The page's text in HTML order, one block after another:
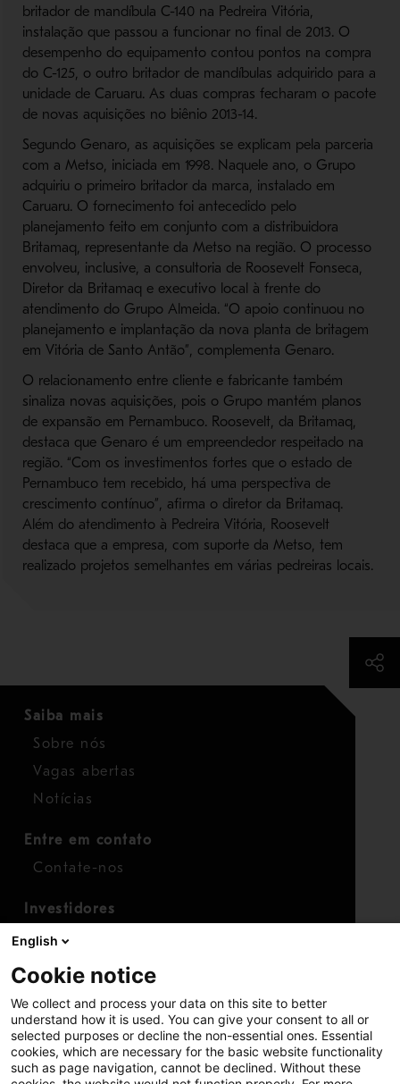
britador de mandíbula C-140 na Pedreira Vitória,
instalação que passou a funcionar no final de 2013. O
desempenho do equipamento contou pontos na compra
do C-125, o outro britador de mandíbulas adquirido para a
unidade de Caruaru. As duas compras fecharam o pacote
de novas aquisições no biênio 2013-14.
Segundo Genaro, as aquisições se explicam pela parceria
com a Metso, iniciada em 1998. Naquele ano, o Grupo
adquiriu o primeiro britador da marca, instalado em
Caruaru. O fornecimento foi antecedido pelo
planejamento feito em conjunto com a distribuidora
Britamaq, representante da Metso na região. O processo
envolveu, inclusive, a consultoria de Roosevelt Fonseca,
Diretor da Britamaq e executivo local à frente do
atendimento do Grupo Almeida. “O apoio continuou no
planejamento e implantação da nova planta de britagem
em Vitória de Santo Antão”, complementa Genaro.
O relacionamento entre cliente e fabricante também
sinaliza novas aquisições, pois o Grupo mantém planos
de expansão em Pernambuco. Roosevelt, da Britamaq,
destaca que Genaro é um empreendedor respeitado na
região. “Com os investimentos fortes que o estado de
Pernambuco tem recebido, há uma perspectiva de
crescimento contínuo”, afirma o diretor da Britamaq.
Além do atendimento à Pedreira Vitória, Roosevelt
destaca que a empresa, com suporte da Metso, tem
realizado projetos semelhantes em várias pedreiras locais.
Saiba mais
Sobre nós
Vagas abertas
Notícias
Entre em contato
Contate-nos
Investidores
Calendário para investidores
Finanças
English
Cookie notice
We collect and process your data on this site to better
understand how it is used. You can give your consent to all or
selected purposes or decline the non-essential ones. Essential
cookies, which are necessary for the basic website functionality
such as page navigation, cannot be declined. Without these